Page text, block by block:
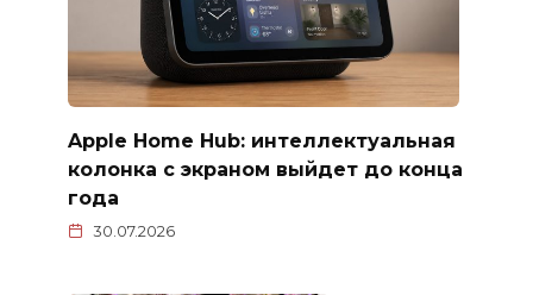
Apple Home Hub: интеллектуальная
колонка с экраном выйдет до конца
года
30.07.2026